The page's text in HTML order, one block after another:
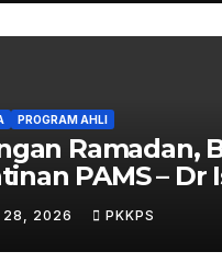
PROGRAM AHLI
Ramadan,
PAMS – Dr
28, 2026 PKKPS